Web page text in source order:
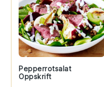
Pepperrotsalat
Oppskrift